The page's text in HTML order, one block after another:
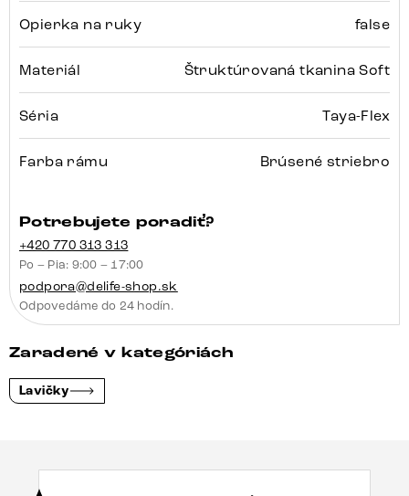
Opierka na ruky false
Materiál Štruktúrovaná tkanina Soft
Séria Taya-Flex
Farba rámu Brúsené striebro
Potrebujete poradiť?
+420 770 313 313
Po – Pia: 9:00 – 17:00
podpora@delife-shop.sk
Odpovedáme do 24 hodín.
Zaradené v kategóriách
Lavičky